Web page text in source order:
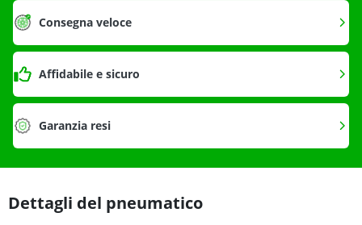
Consegna veloce
Affidabile e sicuro
Garanzia resi
Dettagli del pneumatico